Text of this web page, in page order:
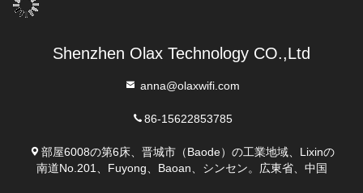
Shenzhen Olax Technology CO.,Ltd
anna@olaxwifi.com
86-15622853785
部屋6008の第6床、晋城市（Baode）の工業地域、Lixinの
南道No.201、Fuyong、Baoan、シンセン。広東省、中国